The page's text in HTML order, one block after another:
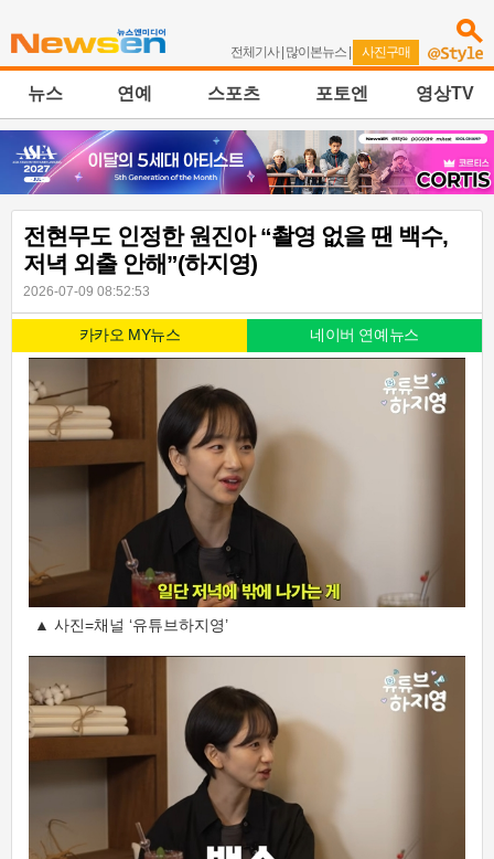
전체기사| 많이본뉴스 | 사진구매
뉴스 연예 스포츠 포토엔 영상TV
전현무도 인정한 원진아 “촬영 없을 땐 백수,
저녁 외출 안해”(하지영)
2026-07-09 08:52:53
카카오 MY뉴스 네이버 연예뉴스
▲ 사진=채널 ‘유튜브하지영’